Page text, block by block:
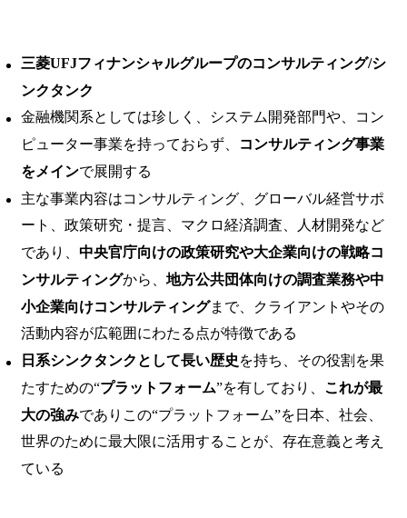
三菱UFJフィナンシャルグループのコンサルティング/シ
ンクタンク
金融機関系としては珍しく、システム開発部門や、コン
ピューター事業を持っておらず、
コンサルティング事業
をメインで展開する
主な事業内容はコンサルティング、グローバル経営サポ
ート、政策研究・提言、マクロ経済調査、人材開発など
であり、 中央官庁向けの政策研究や大企業向けの戦略コ
ンサルティングから、 地方公共団体向けの調査業務や中
小企業向けコンサルティングまで、クライアントやその
活動内容が広範囲にわたる点が特徴である
日系シンクタンクとして長い歴史 を持ち、その役割を果
たすための“プラットフォーム”を有しており、 これが最
大の強みでありこの“プラットフォーム”を日本、社会、
世界のために最大限に活用することが、存在意義と考え
ている